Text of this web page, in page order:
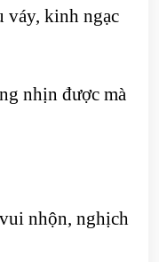
váy, kinh ngạc
nhịn được mà
nhộn, nghịch